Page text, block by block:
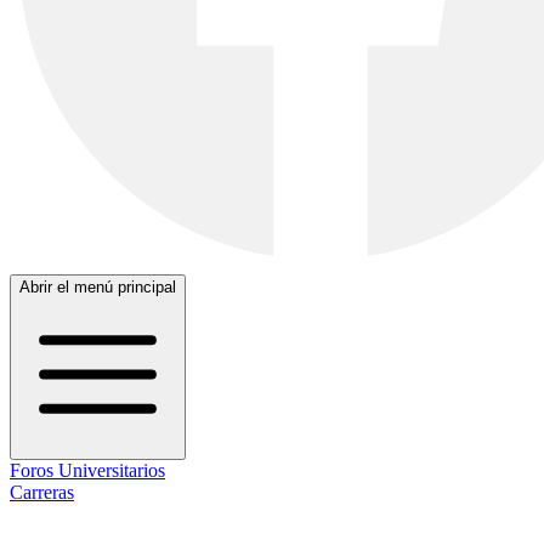
Abrir el menú principal
Foros Universitarios
Carreras